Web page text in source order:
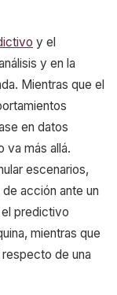
y el
y en la
Mientras que el
en datos
va más allá.
escenarios,
acción ante un
predictivo
mientras que
de una